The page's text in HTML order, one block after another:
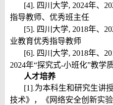
[4]. 四川大学, 2024年、
指导教师、优秀班主任
[5]. 四川大学, 2018年、
业教育优秀指导教师
[6]. 四川大学, 2018年、
2024年“探究式-小班化”教学
人才培养
[1].为本科生和研究生讲
技术》，《网络安全创新实